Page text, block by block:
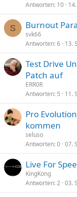
Antworten 10
S Burnout
svk66
Antworten 6 13.
Test Drive
Patch auf
ERR0R
Antworten 5 11.
Pro
kommen
seluso
Antworten 0 07.
Live For
KingKong
Antworten 2 03.